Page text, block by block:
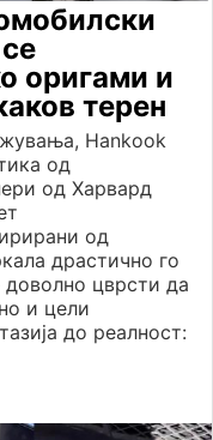
оригами и
терен
Hankook
од
од Харвард
од
драстично го
доволно цврсти да
и цели
до реалност: